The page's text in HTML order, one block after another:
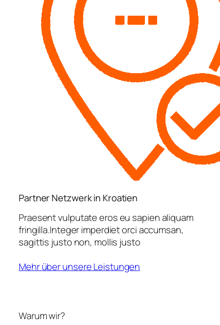
Partner Netzwerk in Kroatien
Praesent vulputate eros eu sapien aliquam
fringilla.Integer imperdiet orci accumsan,
sagittis justo non, mollis justo
Mehr über unsere Leistungen
Warum wir?